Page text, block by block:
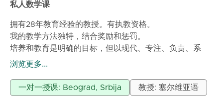
私人数学课
拥有28年教育经验的教授。有执教资格。
我的教学方法独特，结合奖励和惩罚。
培养和教育是明确的目标，但以现代、专注、负责、系
统、放松的方式进行。
学。
浏览更多...
一对一授课: Beograd, Srbija 教授: 塞尔维亚语